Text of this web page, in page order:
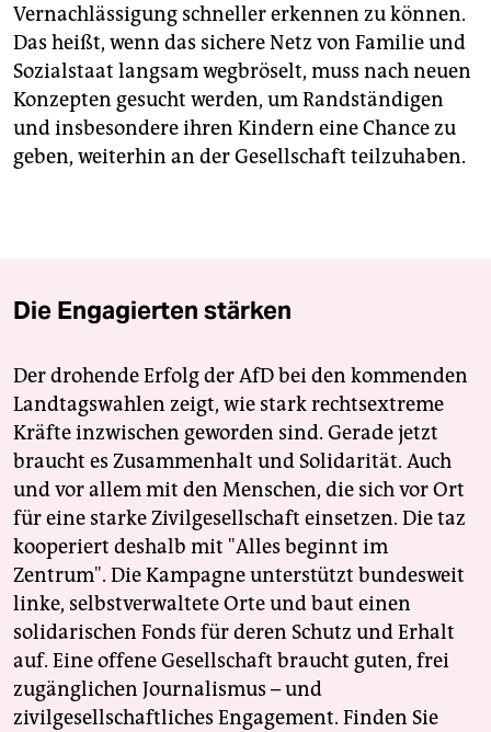
Vernachlässigung schneller erkennen zu können.
Das heißt, wenn das sichere Netz von Familie und
Sozialstaat langsam wegbröselt, muss nach neuen
Konzepten gesucht werden, um Randständigen
und insbesondere ihren Kindern eine Chance zu
geben, weiterhin an der Gesellschaft teilzuhaben.
Die Engagierten stärken
Der drohende Erfolg der AfD bei den kommenden
Landtagswahlen zeigt, wie stark rechtsextreme
Kräfte inzwischen geworden sind. Gerade jetzt
braucht es Zusammenhalt und Solidarität. Auch
und vor allem mit den Menschen, die sich vor Ort
für eine starke Zivilgesellschaft einsetzen. Die taz
kooperiert deshalb mit "Alles beginnt im
Zentrum". Die Kampagne unterstützt bundesweit
linke, selbstverwaltete Orte und baut einen
solidarischen Fonds für deren Schutz und Erhalt
auf. Eine offene Gesellschaft braucht guten, frei
zugänglichen Journalismus – und
zivilgesellschaftliches Engagement. Finden Sie